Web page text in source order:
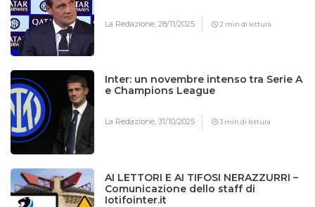
La Redazione,28/11/2025 2 min di lettura
Inter: un novembre intenso tra Serie A
e Champions League
La Redazione,31/10/2025 3 min di lettura
AI LETTORI E AI TIFOSI NERAZZURRI –
Comunicazione dello staff di
Iotifointer.it